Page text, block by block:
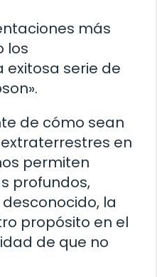
más
los
serie de
de cómo sean
en
permiten
profundos,
la
propósito en el
de que no